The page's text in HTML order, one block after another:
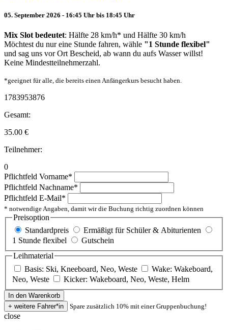
05. September 2026 - 16:45 Uhr bis 18:45 Uhr
Mix Slot bedeutet: Hälfte 28 km/h* und Hälfte 30 km/h
Möchtest du nur eine Stunde fahren, wähle "1 Stunde flexibel"
und sag uns vor Ort Bescheid, ab wann du aufs Wasser willst!
Keine Mindestteilnehmerzahl.
*geeignet für alle, die bereits einen Anfängerkurs besucht haben.
1783953876
Gesamt:
35.00 €
Teilnehmer:
0
Pflichtfeld Vorname*
Pflichtfeld Nachname*
Pflichtfeld E-Mail*
* notwendige Angaben, damit wir die Buchung richtig zuordnen können
Preisoption
Standardpreis
Ermäßigt für Schüler & Abiturienten
1 Stunde flexibel
Gutschein
Leihmaterial
Basis: Ski, Kneeboard, Neo, Weste
Wake: Wakeboard,
Neo, Weste
Kicker: Wakeboard, Neo, Weste, Helm
Spare zusätzlich 10% mit einer Gruppenbuchung!
close